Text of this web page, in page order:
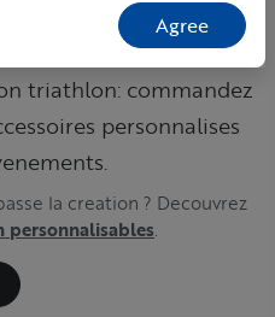
triathlon: commandez
personnalises
la creation ? Decouvrez
personnalisables.
Agree